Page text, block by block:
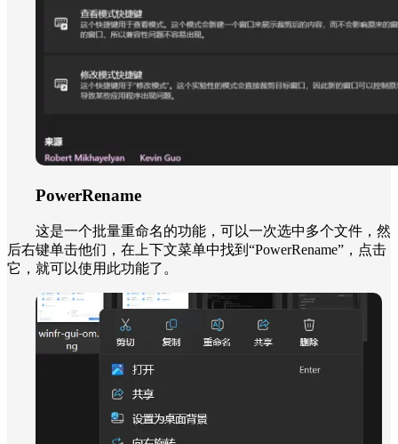
PowerRename
这是一个批量重命名的功能，可以一次选中多个文件，然
后右键单击他们，在上下文菜单中找到“PowerRename”，点击
它，就可以使用此功能了。